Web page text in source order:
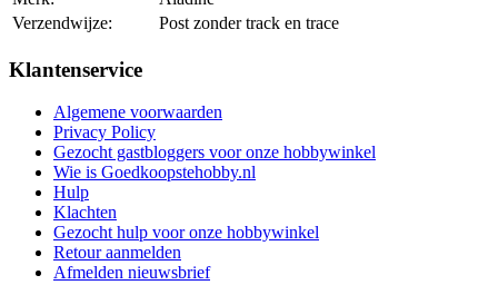
Verzendwijze:
Post zonder track en trace
Klantenservice
Algemene voorwaarden
Privacy Policy
Gezocht gastbloggers voor onze hobbywinkel
Wie is Goedkoopstehobby.nl
Hulp
Klachten
Gezocht hulp voor onze hobbywinkel
Retour aanmelden
Afmelden nieuwsbrief